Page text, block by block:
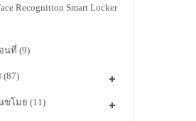
Recognition Smart Locker
นที่ (9)
(87)
โมย (11)